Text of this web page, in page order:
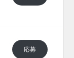
応募